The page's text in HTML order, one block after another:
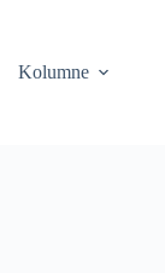
Kolumne